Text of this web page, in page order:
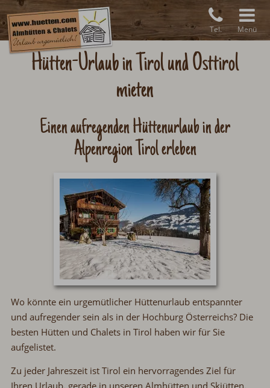
Tel. Menü
Hütten-Urlaub in Tirol und Osttirol
mieten
Einen aufregenden Hüttenurlaub in der
Alpenregion Tirol erleben
Wo könnte ein urgemütlicher Hüttenurlaub entspannter
und aufregender sein als in der Hochburg Österreichs? Die
besten Hütten und Chalets in Tirol haben wir für Sie
aufgelistet.
Zu jeder Jahreszeit ist Tirol ein hervorragendes Ziel für